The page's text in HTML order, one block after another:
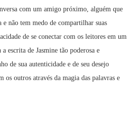
com um amigo próximo, alguém que
e não tem medo de compartilhar suas
de se conectar com os leitores em um
escrita de Jasmine tão poderosa e
de sua autenticidade e de seu desejo
os outros através da magia das palavras e